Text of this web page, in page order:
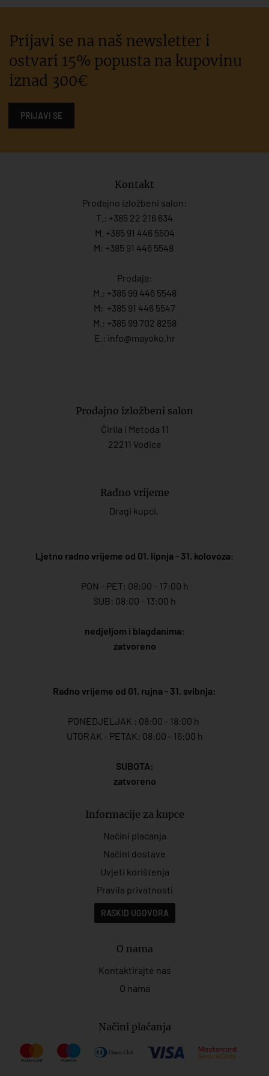
Prijavi se na naš newsletter i
ostvari 15% popusta na kupovinu
iznad 300€
PRIJAVI SE
Kontakt
Prodajno izložbeni salon:
T.: +385 22 216 634
M. +385 91 446 5504
M: +385 91 446 5548
Prodaja:
M.: +385 99 446 5548
M: +385 91 446 5547
M.: +385 99 702 8258
E.: info@mayoko. hr
Prodajno izložbeni salon
Ćirila i Metoda 11
22211 Vodice
Radno vrijeme
Dragi kupci,
Ljetno radno vrijeme od 01. lipnja - 31. kolovoza:
PON - PET: 08:00 - 17:00 h
SUB: 08:00 - 13:00 h
nedjeljom i blagdanima:
zatvoreno
Radno vrijeme od 01. rujna - 31. svibnja:
PONEDJELJAK : 08:00 - 18:00 h
UTORAK - PETAK: 08:00 - 16:00 h
SUBOTA:
zatvoreno
Informacije za kupce
Načini plaćanja
Načini dostave
Uvjeti korištenja
Pravila privatnosti
RASKID UGOVORA
O nama
Kontaktirajte nas
O nama
Načini plaćanja